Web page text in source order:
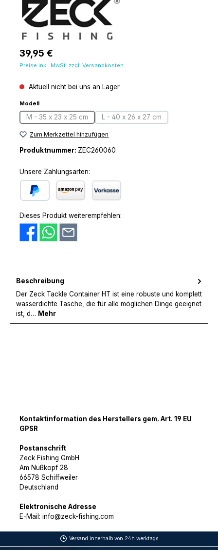
Regulärer Preis:
39,95 €
Preise inkl. MwSt. zzgl. Versandkosten
Aktuell nicht bei uns an Lager
Modellauswählen
M - 35 x 23 x 25 cm(Diese Option ist zurzeit nicht verfügbar.)
L - 40 x 26 x 27 cm(Diese Option ist zurzeit nicht
Zum Merkzettel hinzufügen
Produktnummer: ZEC260060
Unsere Zahlungsarten:
Dieses Produkt weiterempfehlen:
Beschreibung
Der Zeck Tackle Container HT ist eine robuste und komplett
wasserdichte Tasche, die für alle möglichen Dinge geeignet
ist, d… Mehr
Kontaktinformation des Herstellers gem. Art. 19 EU
GPSR
Postanschrift
Zeck Fishing GmbH
Am Nußkopf 28
66578 Schiffweiler
Deutschland
Elektronische Adresse
E-Mail: info@zeck-fishing.com
Versand innerhalb von 24h werktags